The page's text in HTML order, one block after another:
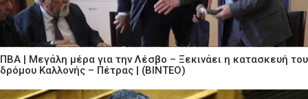
ΠΒΑ | Μεγάλη μέρα για την Λέσβο – Ξεκινάει η κατασκευή του
δρόμου Καλλονής – Πέτρας | (ΒΙΝΤΕΟ)